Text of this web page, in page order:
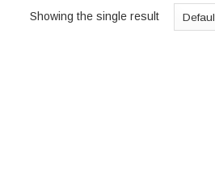
Showing the single result